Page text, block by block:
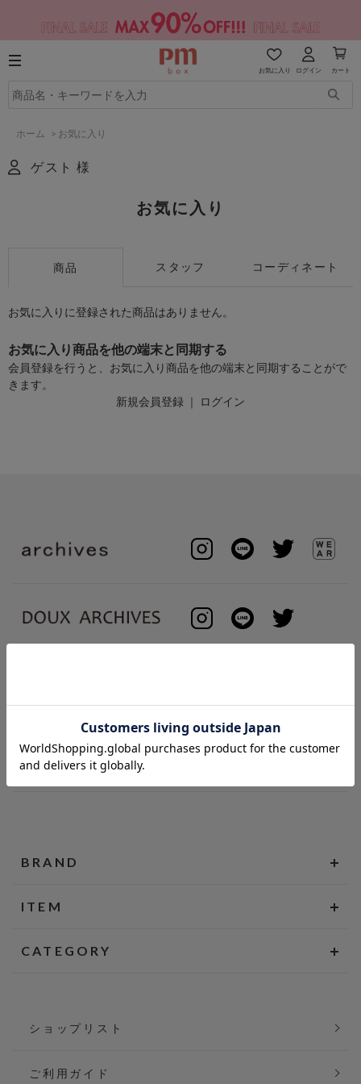
お気に入り ログイン カート
ホーム > お気に入り
ゲスト 様
お気に入り
商品 スタッフ コーディネート
お気に入りに登録された商品はありません。
お気に入り商品を他の端末と同期する
会員登録を行うと、お気に入り商品を他の端末と同期することがで
きます。
新規会員登録 ｜ ログイン
BRAND
ITEM
CATEGORY
ショップリスト
ご利用ガイド